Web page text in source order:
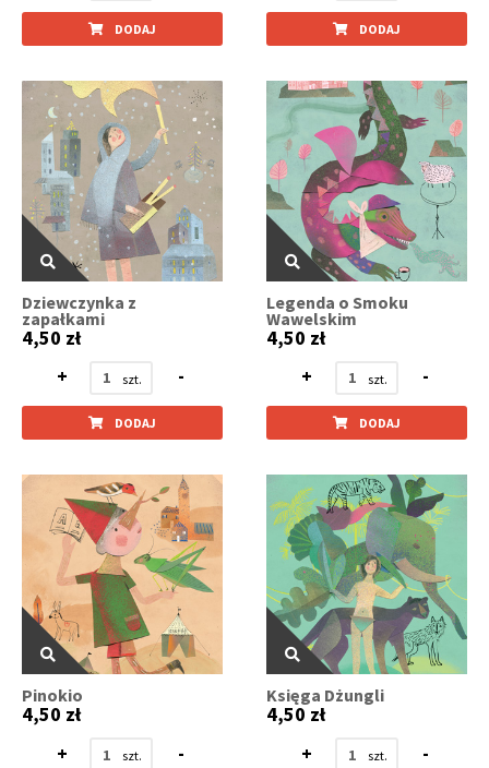
DODAJ DODAJ
Dziewczynka z
zapałkami
4,50 zł
+
-
DODAJ
Legenda o Smoku
Wawelskim
4,50 zł
+
-
DODAJ
Pinokio
4,50 zł
+
-
Księga Dżungli
4,50 zł
+
-